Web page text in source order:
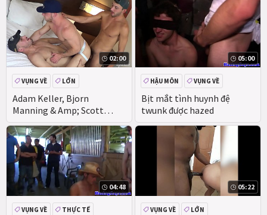
02:00
Adam Keller, Bjorn
Manning & Amp; Scott
DeMarco CỠI ngựa Trên
JasonSparksLIVE
VỤNG VỀ LỚN
05:00
Bịt mắt tình huynh đệ
twunk được hazed
HẬU MÔN
VỤNG VỀ
THỰC TẾ
04:48
VỤNG VỀ THỰC TẾ
05:22
VỤNG VỀ LỚN